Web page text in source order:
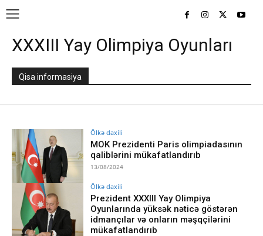
XXXIII Yay Olimpiya Oyunları
Qisa informasiya
Ölkə daxili
MOK Prezidenti Paris olimpiadasının
qaliblərini mükafatlandırıb
13/08/2024
Ölkə daxili
Prezident XXXIII Yay Olimpiya
Oyunlarında yüksək nəticə göstərən
idmançılar və onların məşqçilərini
mükafatlandırıb